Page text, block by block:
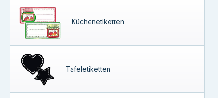
Küchenetiketten
Tafeletiketten